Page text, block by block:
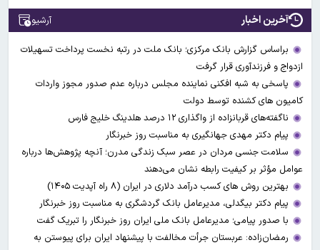
آخرین اخبار آرشیو
براساس گزارش بانک مرکزی؛ بانک ملت در رتبه نخست پرداخت تسهیلات
ازدواج و فرزندآوری قرار گرفت
پاسخی به شبه افکنی نماینده مجلس درباره عدم صدور مجوز واردات
کامیون های کشنده توسط دولت
ناگفته‌های قربانزاده از واگذاری ۱۲ درصد هلدینگ خلیج فارس
پیام دکتر مهدی جهانگیری به مناسبت روز خبرنگار
سلامت جنسی مردان در عصر سبک زندگی مدرن؛ آنچه پژوهش‌ها درباره
عوامل مؤثر بر کیفیت رابطه نشان می‌دهند
بهترین روش های کسب درآمد دلاری در ایران (۸ راه آپدیت ۱۴۰۵)
پیام دکتر بیگدلی، مدیرعامل بانک گردشگری به مناسبت روز خبرنگار
با صدور پیامی؛ مدیرعامل بانک ملی ایران روز خبرنگار را تبریک گفت
رمضان‌زاده: عربستان جرأت مخالفت با پیشنهاد ایران برای پیوستن به